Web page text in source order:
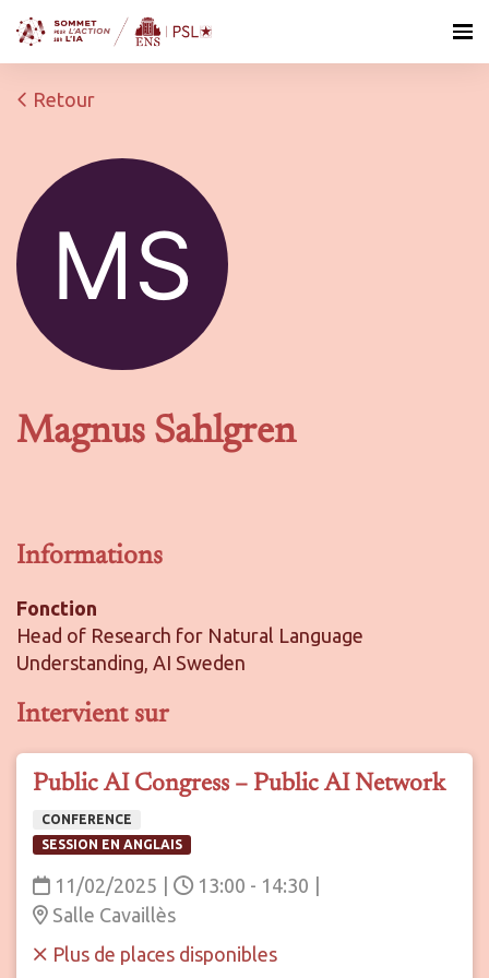
Retour
Magnus Sahlgren
Informations
Fonction
Head of Research for Natural Language
Understanding, AI Sweden
Intervient sur
Public AI Congress – Public AI Network
CONFERENCE
SESSION EN ANGLAIS
11/02/2025 13:00 - 14:30
Salle Cavaillès
Plus de places disponibles